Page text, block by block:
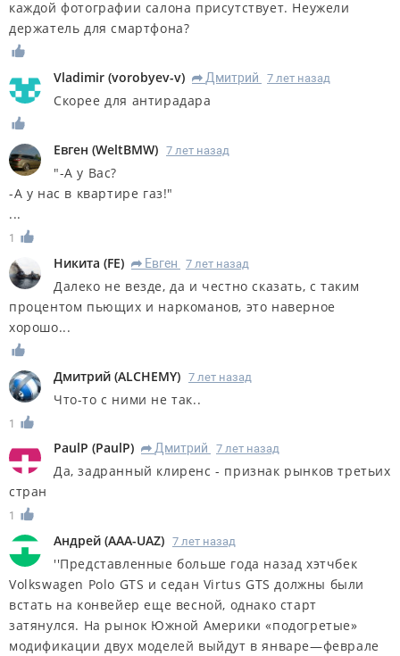
каждой фотографии салона присутствует. Неужели
держатель для смартфона?
Vladimir (vorobyev-v) R Дмитрий 7 лет назад
Скорее для антирадара
Евген (WeltBMW) 7 лет назад
"-А у Вас?
-А у нас в квартире газ!"
...
1
Никита (FE) R Евген 7 лет назад
Далеко не везде, да и честно сказать, с таким
процентом пьющих и наркоманов, это наверное
хорошо...
Дмитрий (ALCHEMY) 7 лет назад
Что-то с ними не так..
1
PaulP (PaulP) R Дмитрий 7 лет назад
Да, задранный клиренс - признак рынков третьих
стран
1
Андрей (AAA-UAZ) 7 лет назад
''Представленные больше года назад хэтчбек
Volkswagen Polo GTS и седан Virtus GTS должны были
встать на конвейер еще весной, однако старт
затянулся. На рынок Южной Америки «подогретые»
модификации двух моделей выйдут в январе—феврале